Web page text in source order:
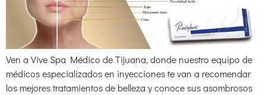
Ven a Vive Spa Médico de Tijuana, donde nuestro equipo de
médicos especializados en inyecciones te van a recomendar
los mejores tratamientos de belleza y conoce sus asombrosos